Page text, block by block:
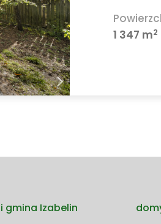
1 347 m2
gmina Izabelin